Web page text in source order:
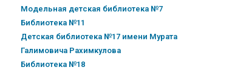
Модельная детская библиотека №7
Библиотека №11
Детская библиотека №17 имени Мурата
Галимовича Рахимкулова
Библиотека №18